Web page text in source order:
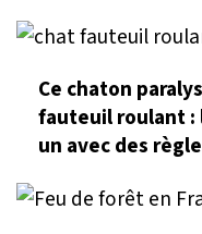
Ce chaton
fauteuil roulant :
un avec des